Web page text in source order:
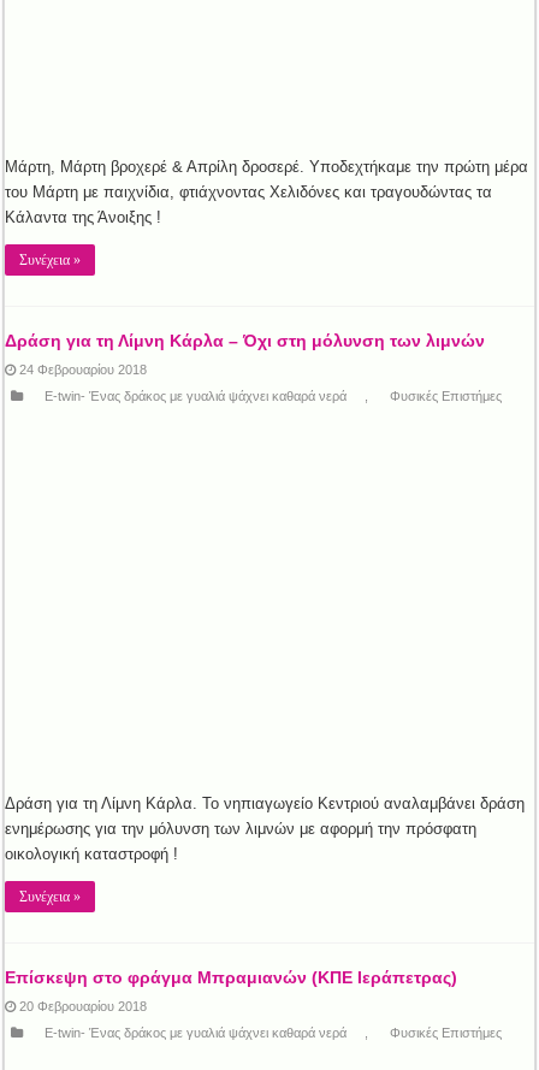
Μάρτη, Μάρτη βροχερέ & Απρίλη δροσερέ. Υποδεχτήκαμε την πρώτη μέρα
του Μάρτη με παιχνίδια, φτιάχνοντας Χελιδόνες και τραγουδώντας τα
Κάλαντα της Άνοιξης !
Συνέχεια »
Δράση για τη Λίμνη Κάρλα – Όχι στη μόλυνση των λιμνών
24 Φεβρουαρίου 2018
E-twin- Ένας δράκος με γυαλιά ψάχνει καθαρά νερά
Φυσικές Επιστήμες
Δράση για τη Λίμνη Κάρλα. Το νηπιαγωγείο Κεντριού αναλαμβάνει δράση
ενημέρωσης για την μόλυνση των λιμνών με αφορμή την πρόσφατη
οικολογική καταστροφή !
Συνέχεια »
Επίσκεψη στο φράγμα Μπραμιανών (ΚΠΕ Ιεράπετρας)
20 Φεβρουαρίου 2018
E-twin- Ένας δράκος με γυαλιά ψάχνει καθαρά νερά
Φυσικές Επιστήμες